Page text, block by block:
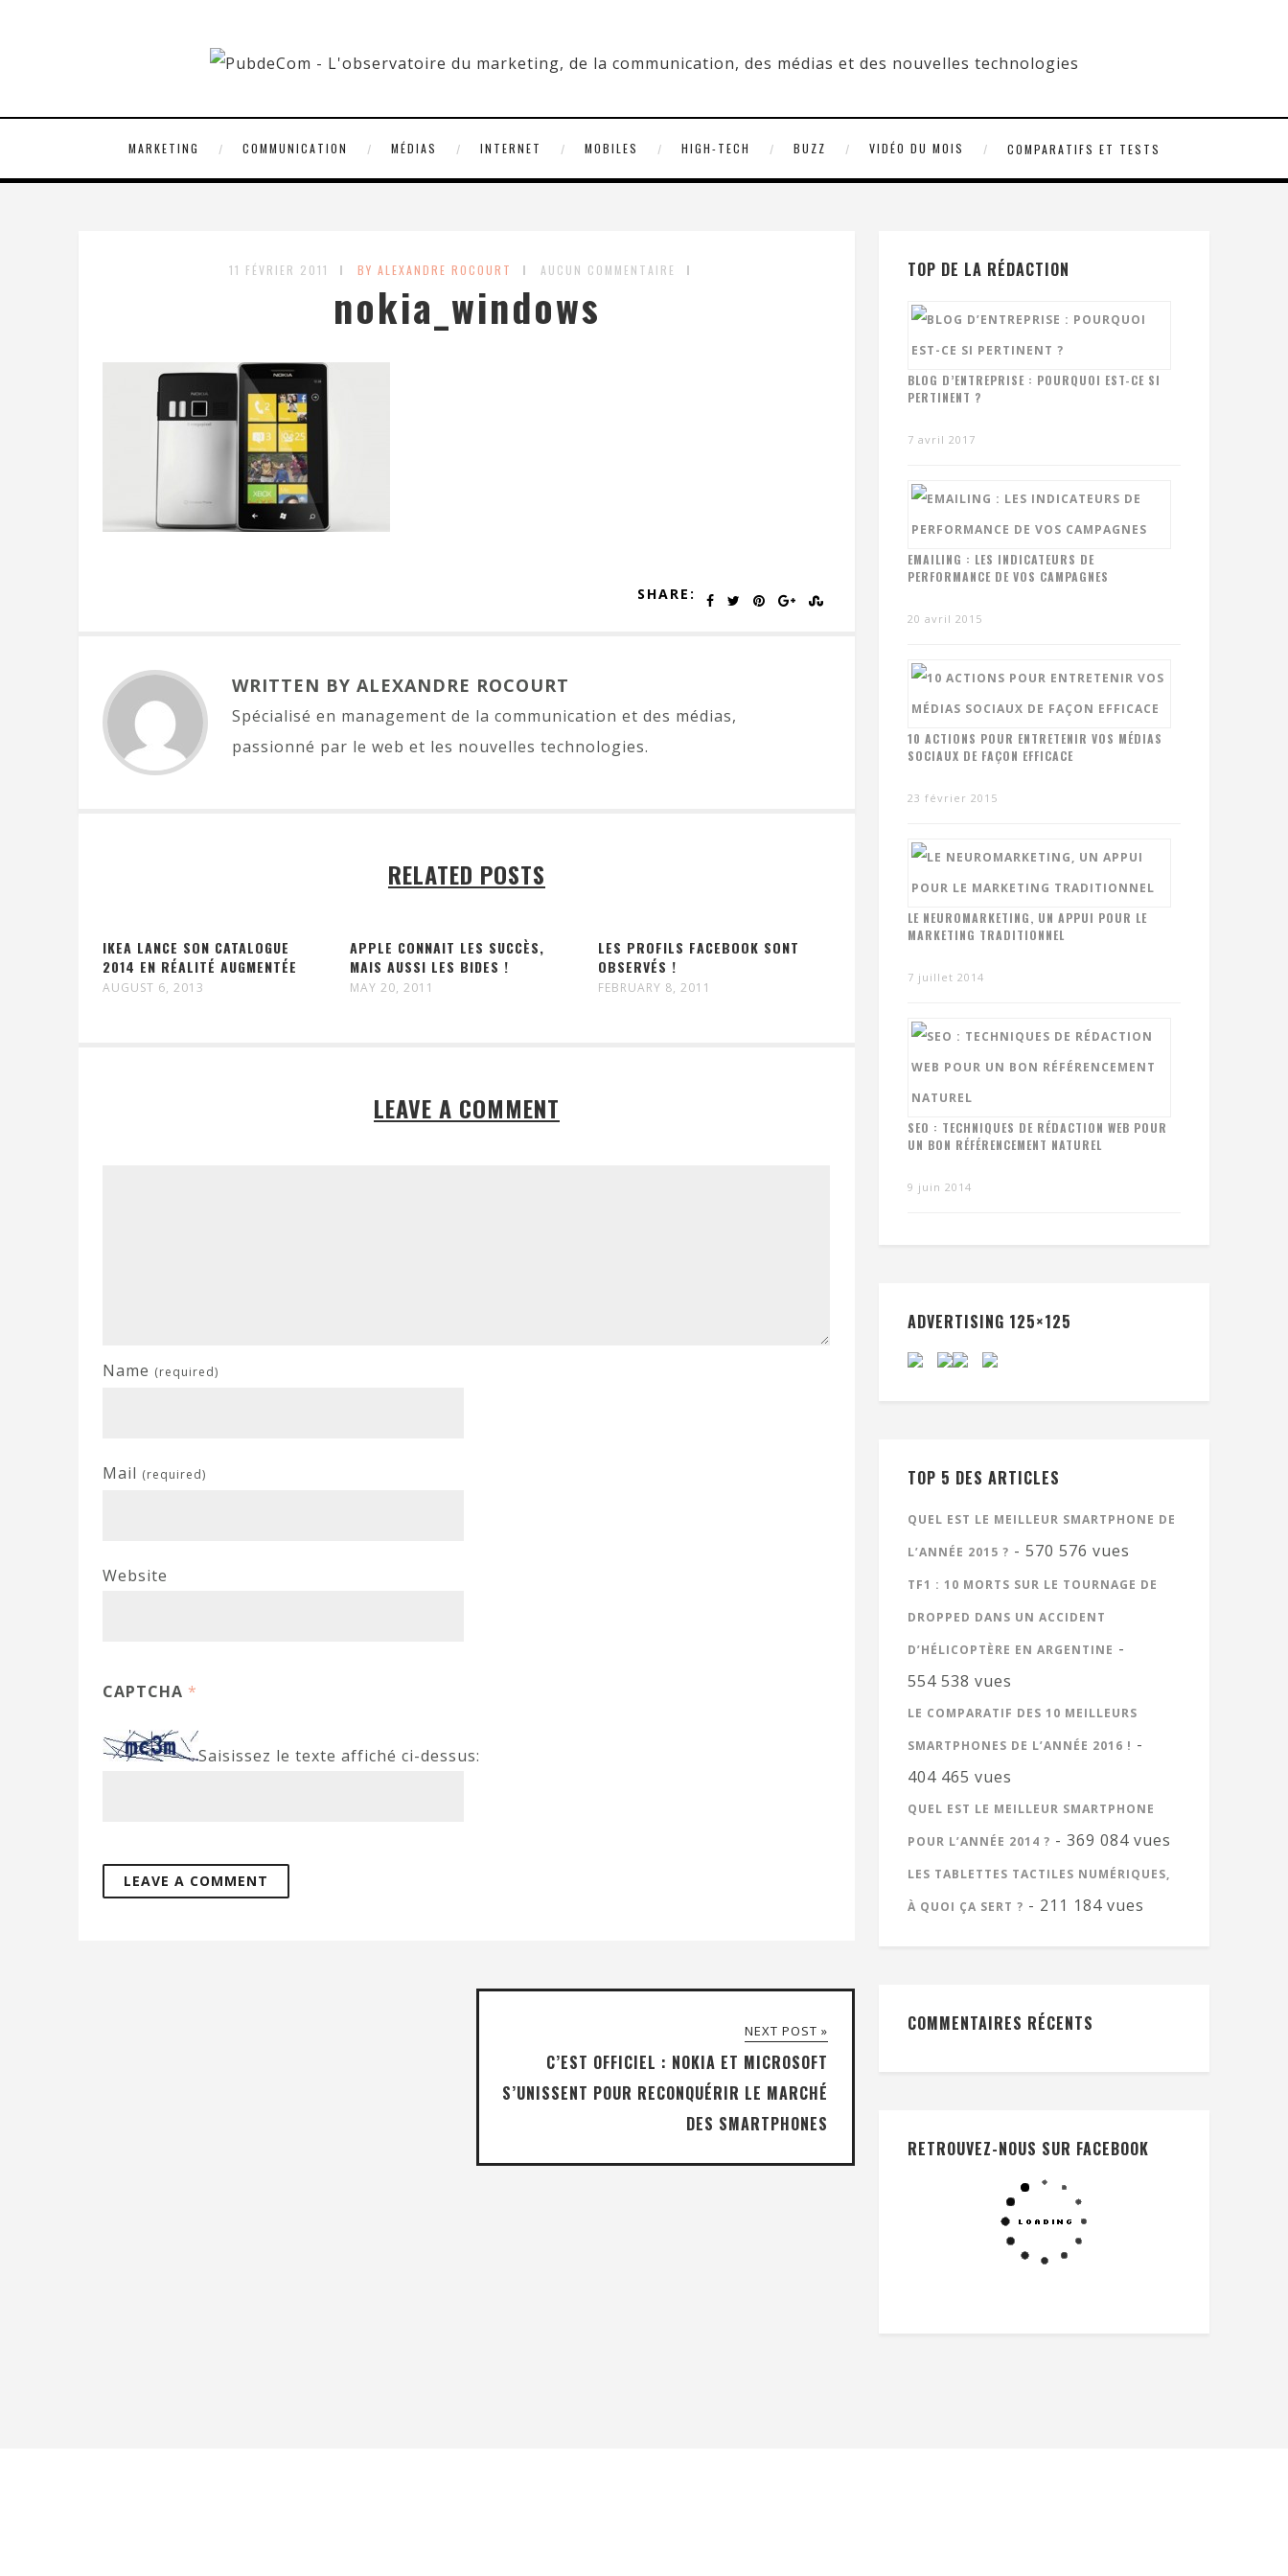
MARKETING COMMUNICATION MÉDIAS INTERNET MOBILES HIGH-TECH BUZZ VIDÉO DU MOIS COMPARATIFS ET TESTS
11 FÉVRIER 2011 BY ALEXANDRE ROCOURT AUCUN COMMENTAIRE
nokia_windows
SHARE:
WRITTEN BY ALEXANDRE ROCOURT
Spécialisé en management de la communication et des médias,
passionné par le web et les nouvelles technologies.
RELATED POSTS
IKEA LANCE SON CATALOGUE
2014 EN RÉALITÉ AUGMENTÉE
AUGUST 6, 2013
APPLE CONNAIT LES SUCCÈS,
MAIS AUSSI LES BIDES !
MAY 20, 2011
LES PROFILS FACEBOOK SONT
OBSERVÉS !
FEBRUARY 8, 2011
LEAVE A COMMENT
Name (required)
Mail (required)
Website
CAPTCHA *
Saisissez le texte affiché ci-dessus:
NEXT POST »
C’EST OFFICIEL : NOKIA ET MICROSOFT
S’UNISSENT POUR RECONQUÉRIR LE MARCHÉ
DES SMARTPHONES
TOP DE LA RÉDACTION
BLOG D’ENTREPRISE : POURQUOI EST-CE SI
PERTINENT ?
7 avril 2017
EMAILING : LES INDICATEURS DE
PERFORMANCE DE VOS CAMPAGNES
20 avril 2015
10 ACTIONS POUR ENTRETENIR VOS MÉDIAS
SOCIAUX DE FAÇON EFFICACE
23 février 2015
LE NEUROMARKETING, UN APPUI POUR LE
MARKETING TRADITIONNEL
7 juillet 2014
SEO : TECHNIQUES DE RÉDACTION WEB POUR
UN BON RÉFÉRENCEMENT NATUREL
9 juin 2014
ADVERTISING 125×125
TOP 5 DES ARTICLES
QUEL EST LE MEILLEUR SMARTPHONE DE
L’ANNÉE 2015 ? - 570 576 vues
TF1 : 10 MORTS SUR LE TOURNAGE DE
DROPPED DANS UN ACCIDENT
D’HÉLICOPTÈRE EN ARGENTINE -
554 538 vues
LE COMPARATIF DES 10 MEILLEURS
SMARTPHONES DE L’ANNÉE 2016 ! -
404 465 vues
QUEL EST LE MEILLEUR SMARTPHONE
POUR L’ANNÉE 2014 ? - 369 084 vues
LES TABLETTES TACTILES NUMÉRIQUES,
À QUOI ÇA SERT ? - 211 184 vues
COMMENTAIRES RÉCENTS
RETROUVEZ-NOUS SUR FACEBOOK